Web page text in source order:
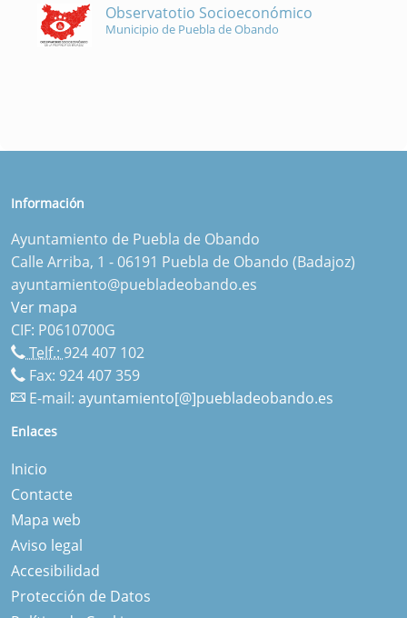
Observatotio Socioeconómico
Municipio de Puebla de Obando
Información
Ayuntamiento de Puebla de Obando
Calle Arriba, 1 - 06191 Puebla de Obando (Badajoz)
ayuntamiento@puebladeobando.es
Ver mapa
CIF: P0610700G
Telf.:924 407 102
Fax: 924 407 359
E-mail: ayuntamiento[@]puebladeobando.es
Enlaces
Inicio
Contacte
Mapa web
Aviso legal
Accesibilidad
Protección de Datos